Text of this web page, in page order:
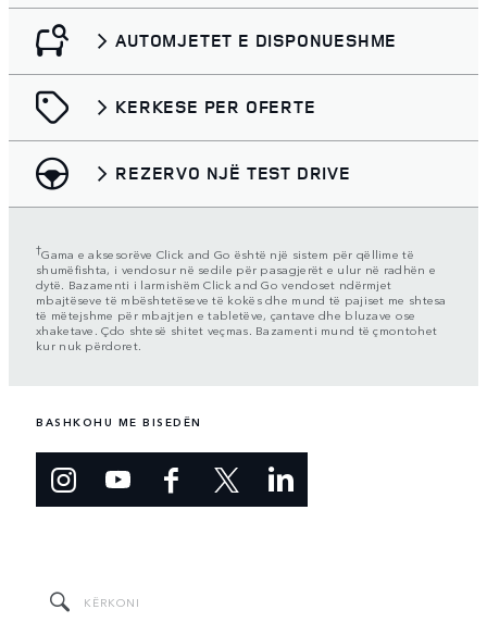
AUTOMJETET E DISPONUESHME
KERKESE PER OFERTE
REZERVO NJË TEST DRIVE
†Gama e aksesorëve Click and Go është një sistem për qëllime të
shumëfishta, i vendosur në sedile për pasagjerët e ulur në radhën e
dytë. Bazamenti i larmishëm Click and Go vendoset ndërmjet
mbajtëseve të mbështetëseve të kokës dhe mund të pajiset me shtesa
të mëtejshme për mbajtjen e tabletëve, çantave dhe bluzave ose
xhaketave. Çdo shtesë shitet veçmas. Bazamenti mund të çmontohet
kur nuk përdoret.
BASHKOHU ME BISEDËN